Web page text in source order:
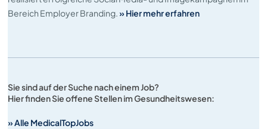
Bereich Employer Branding.» Hier mehr erfahren
Sie sind auf der Suche nach einem Job?
Hier finden Sie offene Stellen im Gesundheitswesen:
» Alle MedicalTopJobs